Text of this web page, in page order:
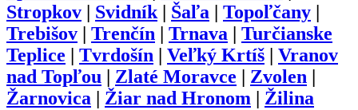
Stropkov
Svidník| Šaľa Topoľčany
Trebišov
Trenčín Trnava
Turčianske
Teplice
Tvrdošín Veľký Krtíš
Vranov
nad Topľou
Zlaté Moravce Zvolen
Žarnovica
Žiar nad Hronom Žilina